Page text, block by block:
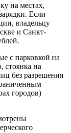
на местах,
Если
владельцу
и Санкт-
с парковкой на
стоянка на
без разрешения
городов)